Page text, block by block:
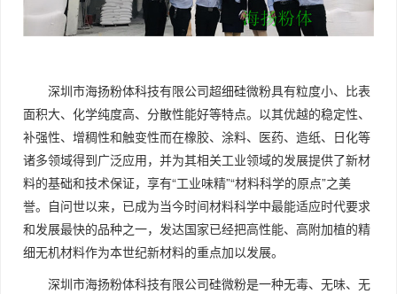
深圳市海扬粉体科技有限公司超细硅微粉具有粒度小、比表
面积大、化学纯度高、分散性能好等特点。以其优越的稳定性、
补强性、增稠性和触变性而在橡胶、涂料、医药、造纸、日化等
诸多领域得到广泛应用，并为其相关工业领域的发展提供了新材
料的基础和技术保证，享有“工业味精”“材料科学的原点”之美
誉。自问世以来，已成为当今时间材料科学中最能适应时代要求
和发展最快的品种之一，发达国家已经把高性能、高附加植的精
细无机材料作为本世纪新材料的重点加以发展。
深圳市海扬粉体科技有限公司硅微粉是一种无毒、无味、无